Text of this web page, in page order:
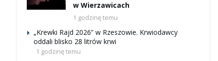
w Wierzawicach
1 godzinę temu
„Krewki Rajd 2026” w Rzeszowie. Krwiodawcy
oddali blisko 28 litrów krwi
1 godzinę temu